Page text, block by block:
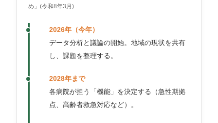
め」(令和8年3月)
2026年（今年）
データ分析と議論の開始。地域の現状を共有
し、課題を整理する。
2028年まで
各病院が担う「機能」を決定する（急性期拠
点、高齢者救急対応など）。